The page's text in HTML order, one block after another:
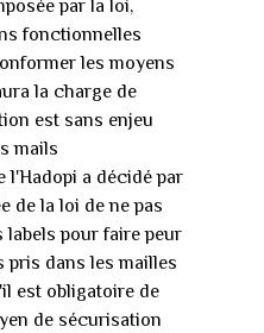
par la loi,
fonctionnelles
les moyens
la charge de
est sans enjeu
mails
l'Hadopi a décidé par
de la loi de ne pas
pour faire peur
pris dans les mailles
est obligatoire de
de sécurisation